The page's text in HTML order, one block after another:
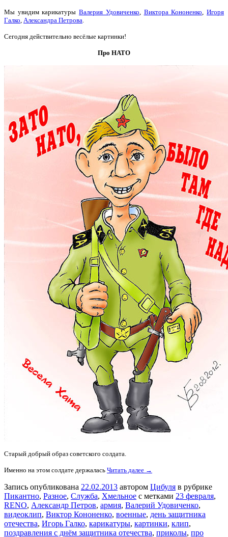
Мы увидим карикатурыВалерия Удовиченко Виктора Кононенко ,Игоря
Галко Александра Петрова
Сегодня действительно весёлые картинки!
Про НАТО
Старый добрый образ советского солдата.
Именно на этом солдате держалась Читать далее →
Запись опубликована 22.02.2013 автором Цибуля в рубрике
Пикантно, Разное, Служба, Хмельное с метками 23 февраля,
RENO, Александр Петров, армия, Валерий Удовиченко,
видеоклип, Виктор Кононенко, военные, день защитника
отечества, Игорь Галко, карикатуры, картинки, клип,
поздравления с днём защитника отечества, приколы, про